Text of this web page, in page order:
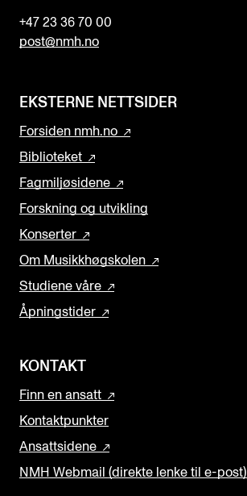
+47 23 36 70 00
post@nmh.no
EKSTERNE NETTSIDER
Forsiden nmh.no
Biblioteket
Fagmiljøsidene
Forskning og utvikling
Konserter
Om Musikkhøgskolen
Studiene våre
Åpningstider
KONTAKT
Finn en ansatt
Kontaktpunkter
Ansattsidene
NMH Webmail (direkte lenke til e-post)